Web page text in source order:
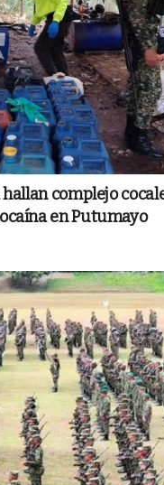
complejo
en Putumayo